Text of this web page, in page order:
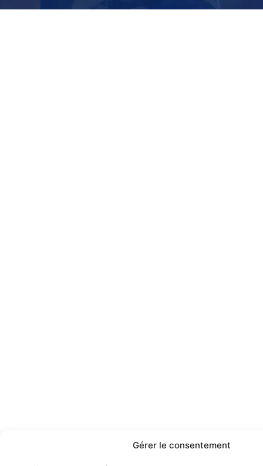
Gérer le consentement